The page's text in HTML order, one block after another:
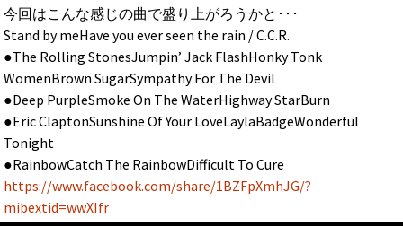
今回はこんな感じの曲で盛り上がろうかと･･･
Stand by meHave you ever seen the rain / C.C.R.
●The Rolling StonesJumpin’ Jack FlashHonky Tonk
WomenBrown SugarSympathy For The Devil
●Deep PurpleSmoke On The WaterHighway StarBurn
●Eric ClaptonSunshine Of Your LoveLaylaBadgeWonderful
Tonight
●RainbowCatch The RainbowDifficult To Cure
https://www.facebook.com/share/1BZFpXmhJG/?
mibextid=wwXIfr